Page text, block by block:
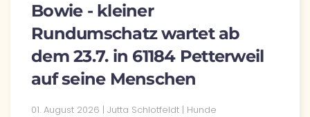
Bowie - kleiner
Rundumschatz wartet ab
dem 23.7. in 61184 Petterweil
auf seine Menschen
01. August 2026 | Jutta Schlotfeldt | Hunde